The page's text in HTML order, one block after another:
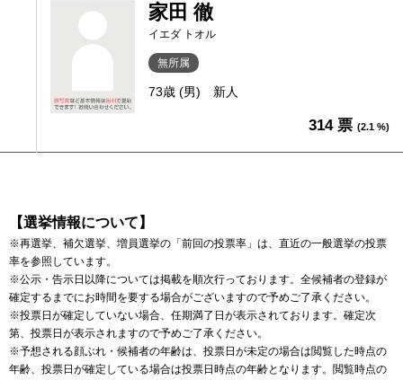
家田 徹
イエダ トオル
無所属
73歳 (男) 新人
314 票 (2.1 %)
【選挙情報について】
※再選挙、補欠選挙、増員選挙の「前回の投票率」は、直近の一般選挙の投票
率を参照しています。
※公示・告示日以降については掲載を順次行っております。全候補者の登録が
確定するまでにお時間を要する場合がございますので予めご了承ください。
※投票日が確定していない場合、任期満了日が表示されております。確定次
第、投票日が表示されますので予めご了承ください。
※予想される顔ぶれ・候補者の年齢は、投票日が未定の場合は閲覧した時点の
年齢、投票日が確定している場合は投票日時点の年齢となります。閲覧時点の